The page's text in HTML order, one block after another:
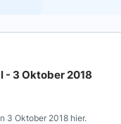
- 3 Oktober 2018
3 Oktober 2018 hier.